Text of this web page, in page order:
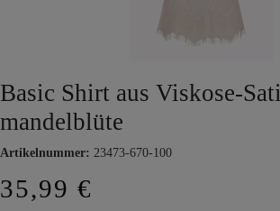
Basic Shirt aus Viskose-
mandelblüte
Artikelnummer: 23473-670-100
35,99 €